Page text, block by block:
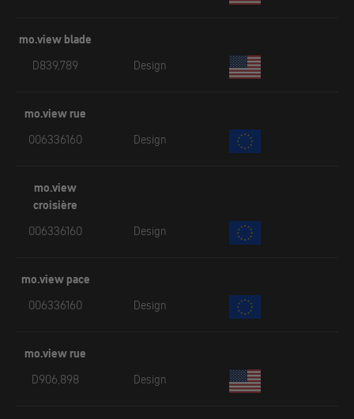
mo.view blade
D839,789
Design
mo.view rue
006336160
Design
mo.view
croisière
006336160
Design
mo.view pace
006336160
Design
mo.view rue
D906,898
Design